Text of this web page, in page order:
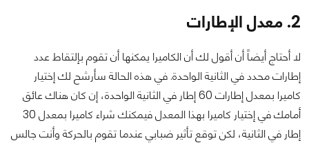
2. معدل الإطارات
لا أحتاج أيضاً أن أقول لك أن الكاميرا يمكنها أن تقوم بإلتقاط عدد
إطارات محدد في الثانية الواحدة. في هذه الحالة سأرشح لك إختيار
كاميرا بمعدل إطارات 60 إطار في الثانية الواحدة، إن كان هناك عائق
أمامك في إختيار كاميرا بهذا المعدل فيمكنك شراء كاميرا بمعدل 30
إطار في الثانية، لكن توقع تأثير ضبابي عندما تقوم بالحركة وأنت جالس